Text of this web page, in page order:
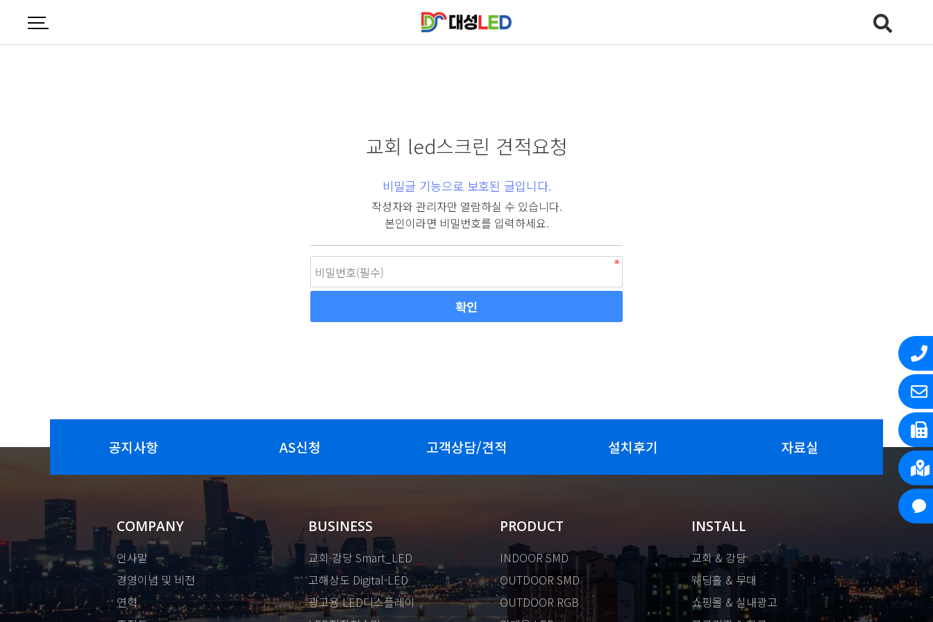
교회 led스크린 견적요청
비밀글 기능으로 보호된 글입니다.
작성자와 관리자만 열람하실 수 있습니다.
본인이라면 비밀번호를 입력하세요.
공지사항 AS신청 고객상담/견적 설치후기 자료실
COMPANY
인사말
경영이념 및 비전
연혁
BUSINESS
교회·강당 Smart_LED
고해상도 Digital-LED
광고용 LED디스플레이
PRODUCT
INDOOR SMD
OUTDOOR SMD
OUTDOOR RGB
INSTALL
교회 & 강당
웨딩홀 & 무대
쇼핑몰 & 실내광고